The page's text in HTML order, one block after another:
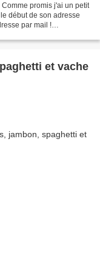
promis j'ai un petit
début de son adresse
par mail !
et vache